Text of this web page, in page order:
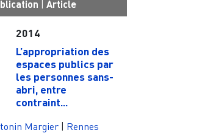
| Article
2014
L’appropriation des
espaces publics par
les personnes sans-
abri, entre
contraint...
Margier | Rennes